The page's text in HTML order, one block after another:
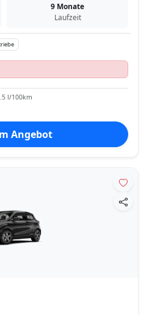
9 Monate
Laufzeit
l/100km
Angebot